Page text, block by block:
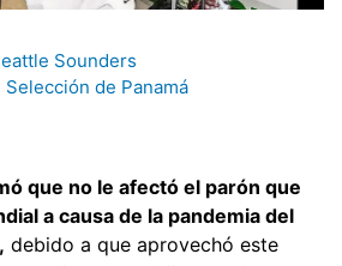
Sounders
Selección de Panamá
que no le afectó el parón que
a causa de la pandemia del
debido a que aprovechó este